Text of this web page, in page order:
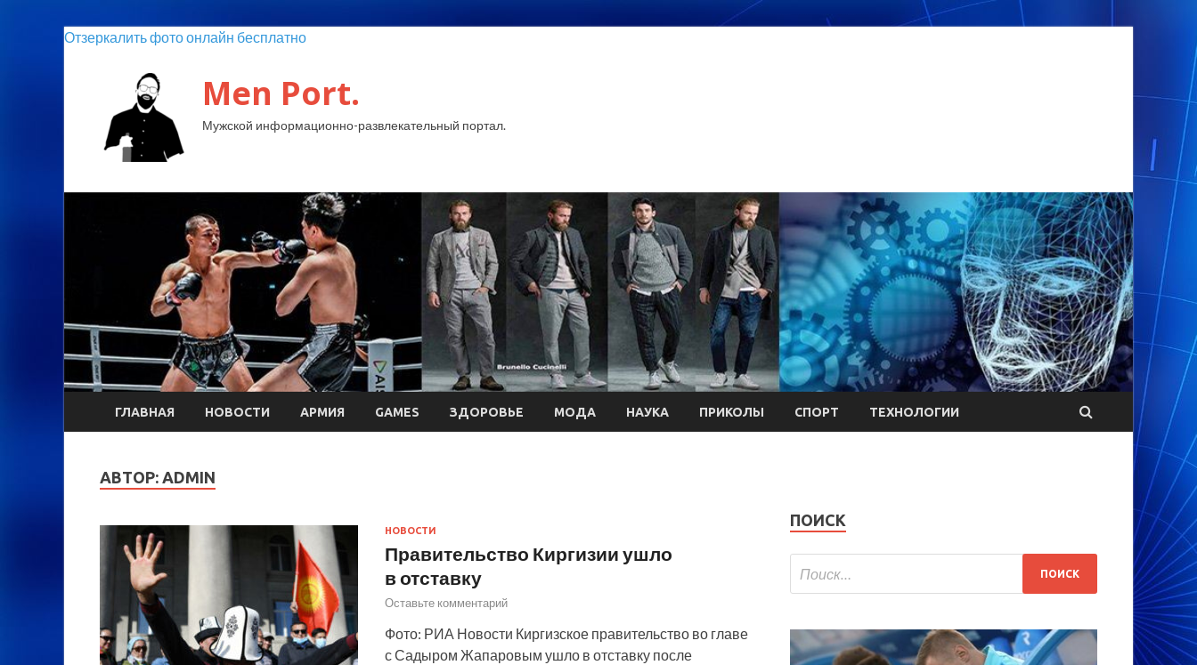
Отзеркалить фото онлайн бесплатно
Men Port.
Мужской информационно-развлекательный портал.
ГЛАВНАЯ НОВОСТИ АРМИЯ GAMES ЗДОРОВЬЕ МОДА НАУКА ПРИКОЛЫ СПОРТ ТЕХНОЛОГИИ
АВТОР: ADMIN
НОВОСТИ
Правительство Киргизии ушло
в отставку
Оставьте комментарий
Фото: РИА Новости Киргизское правительство во главе
с Садыром Жапаровым ушло в отставку после
ПОИСК